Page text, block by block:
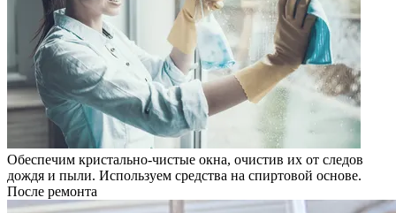
Обеспечим кристально-чистые окна, очистив их от следов
дождя и пыли. Используем средства на спиртовой основе.
После ремонта